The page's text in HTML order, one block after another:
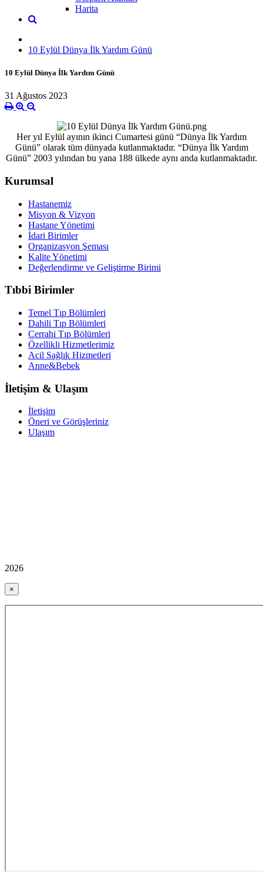
Harita
10 Eylül Dünya İlk Yardım Günü
10 Eylül Dünya İlk Yardım Günü
31 Ağustos 2023
Her yıl Eylül ayının ikinci Cumartesi günü “Dünya İlk Yardım
Günü” olarak tüm dünyada kutlanmaktadır. “Dünya İlk Yardım
Günü” 2003 yılından bu yana 188 ülkede aynı anda kutlanmaktadır.
Kurumsal
Hastanemiz
Misyon & Vizyon
Hastane Yönetimi
İdari Birimler
Organizasyon Şeması
Kalite Yönetimi
Değerlendirme ve Geliştirme Birimi
Tıbbi Birimler
Temel Tıp Bölümleri
Dahili Tıp Bölümleri
Cerrahi Tıp Bölümleri
Özellikli Hizmetlerimiz
Acil Sağlık Hizmetleri
Anne&Bebek
İletişim & Ulaşım
İletişim
Öneri ve Görüşleriniz
Ulaşım
2026
×